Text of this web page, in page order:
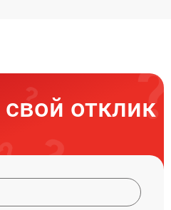
отклик